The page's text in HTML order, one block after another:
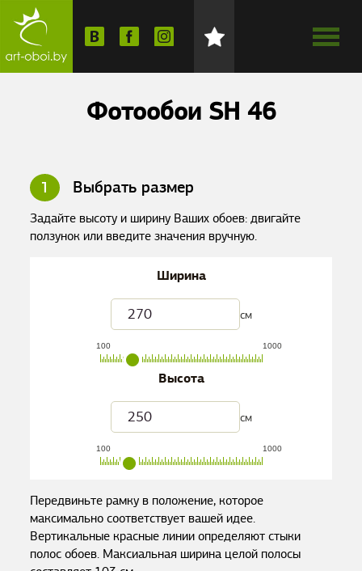
Фотообои SH 46
1 Выбрать размер
Задайте высоту и ширину Ваших обоев: двигайте
ползунок или введите значения вручную.
Ширина
см
100 1000
Высота
см
100 1000
Передвиньте рамку в положение, которое
максимально соответствует вашей идее.
Вертикальные красные линии определяют стыки
полос обоев. Максиальная ширина целой полосы